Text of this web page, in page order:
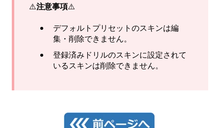
⚠️注意事項⚠️
デフォルトプリセットのスキンは編
集・削除できません。
登録済みドリルのスキンに設定されて
いるスキンは削除できません。